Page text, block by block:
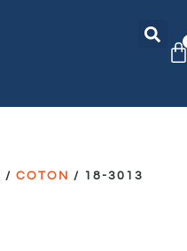
/COTON / 18-3013